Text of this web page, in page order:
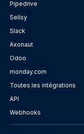
Pipedrive
Sellsy
Slack
Axonaut
Odoo
monday.com
Toutes les intégrations
API
Webhooks